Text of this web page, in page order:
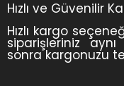
Hızlı ve Güvenilir
Hızlı kargo
siparişleriniz
sonra kargonuzu